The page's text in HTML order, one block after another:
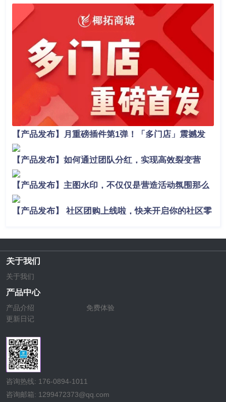
场景！
【产品发布】月重磅插件第1弹！「多门店」震撼发
布，助力商家业绩轻松翻倍！
【产品发布】如何通过团队分红，实现高效裂变营
销？
【产品发布】主图水印，不仅仅是营造活动氛围那么
简单！
【产品发布】 社区团购上线啦，快来开启你的社区零
关于我们
关于我们
产品中心
产品介绍
免费体验
更新日记
咨询热线: 176-0894-1011
咨询邮箱: 1299472373@qq.com